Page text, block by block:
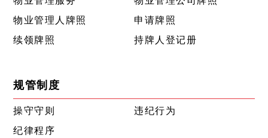
物业管理人牌照
申请牌照
续领牌照
持牌人登记册
规管制度
操守守则
违纪行为
纪律程序